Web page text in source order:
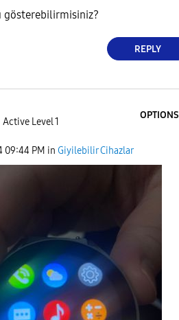
gösterebilirmisiniz?
REPLY
Active Level 1
OPTIONS
09:44 PM in Giyilebilir Cihazlar